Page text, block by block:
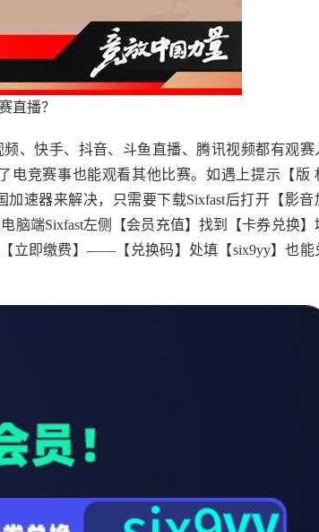
直播？
、快手、抖音、斗鱼直播、腾讯视频都有观赛
电竞赛事也能观看其他比赛。如遇上提示【版
速器来解决，只需要下载Sixfast后打开【影音
脑端Sixfast左侧【会员充值】找到【卡券兑换】
立即缴费】——【兑换码】处填【six9yy】也能